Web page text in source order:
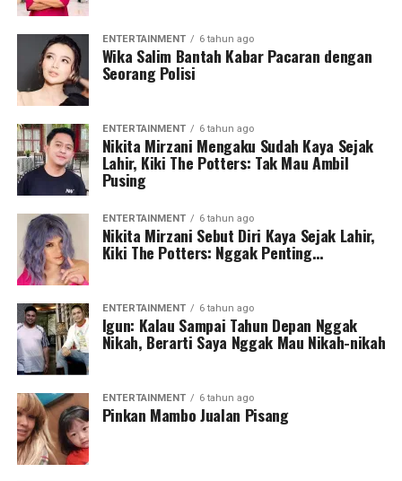
ENTERTAINMENT 6 tahun ago
Wika Salim Bantah Kabar Pacaran dengan
Seorang Polisi
ENTERTAINMENT 6 tahun ago
Nikita Mirzani Mengaku Sudah Kaya Sejak
Lahir, Kiki The Potters: Tak Mau Ambil
Pusing
ENTERTAINMENT 6 tahun ago
Nikita Mirzani Sebut Diri Kaya Sejak Lahir,
Kiki The Potters: Nggak Penting…
ENTERTAINMENT 6 tahun ago
Igun: Kalau Sampai Tahun Depan Nggak
Nikah, Berarti Saya Nggak Mau Nikah-nikah
ENTERTAINMENT 6 tahun ago
Pinkan Mambo Jualan Pisang